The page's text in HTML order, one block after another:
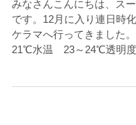
みなさんこんにちは、ス
です。12月に入り連日時
ケラマへ行ってきました
21℃水温 23～24℃透明
す。そして、これらを
合があります。またホ
想定できないトラブル
開催主催者とガイド、